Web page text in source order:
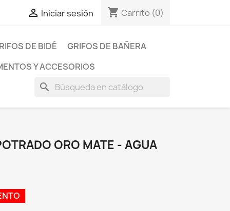
 Iniciar sesión shopping_cart Carrito (0)
DE BIDÉ
GRIFOS DE BAÑERA
Y ACCESORIOS
search
ORO MATE - AGUA